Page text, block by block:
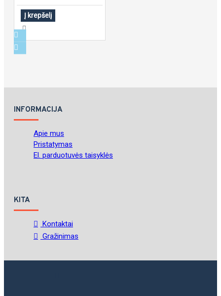
Į krepšelį
INFORMACIJA
Apie mus
Pristatymas
El. parduotuvės taisyklės
KITA
Kontaktai
Gražinimas